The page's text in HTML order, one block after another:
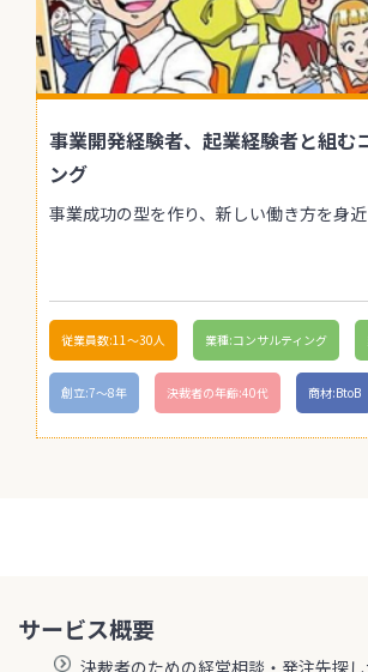
事業開発経験者、起業経験者と組む
ング
事業成功の型を作り、新しい働き方を身
従業員数:11〜30人 業種:コンサルティング
創立:7〜8年 決裁者の年齢:40代 商材:BtoB
サービス概要